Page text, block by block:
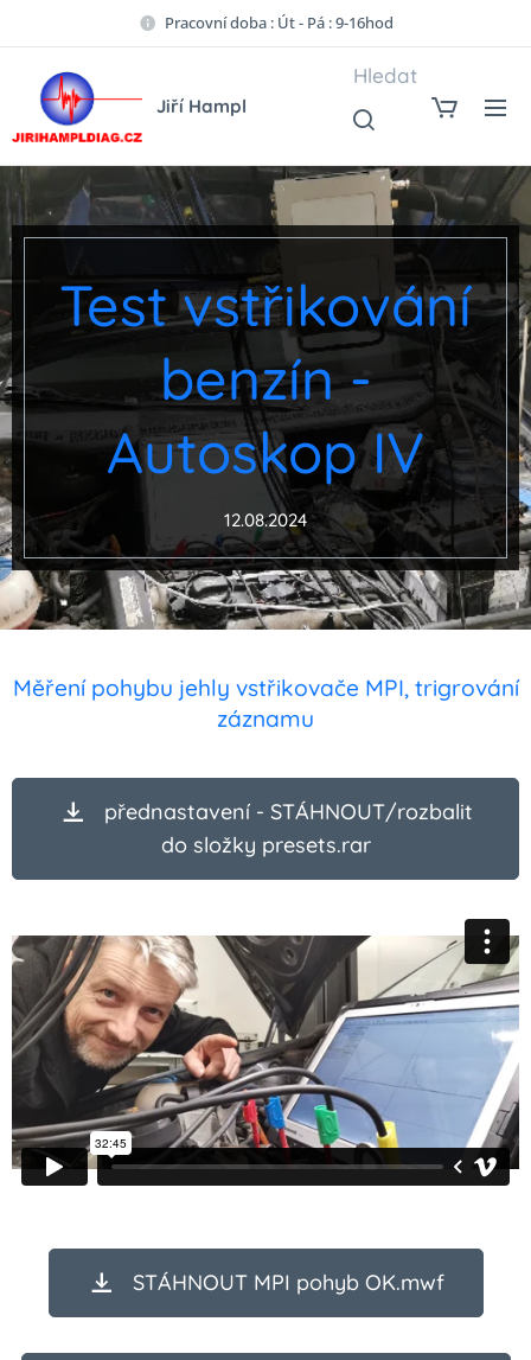
Pracovní doba : Út - Pá : 9-16hod
Jiří Hampl
Hledat
Test vstřikování
benzín -
Autoskop IV
12.08.2024
Měření pohybu jehly vstřikovače MPI, trigrování
záznamu
přednastavení - STÁHNOUT/rozbalit
do složky presets.rar
STÁHNOUT MPI pohyb OK.mwf